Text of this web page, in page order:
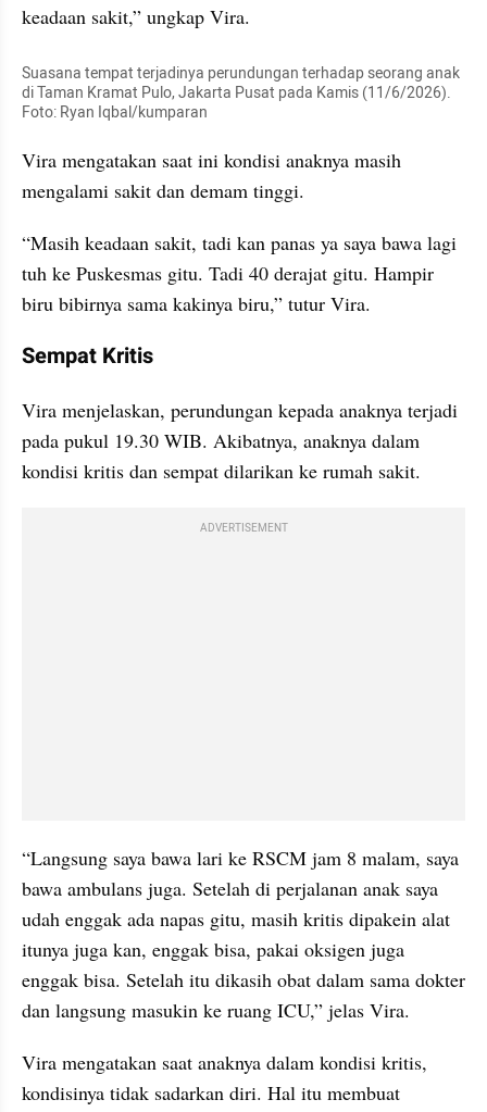
keadaan sakit,” ungkap Vira.
Suasana tempat terjadinya perundungan terhadap seorang anak
di Taman Kramat Pulo, Jakarta Pusat pada Kamis (11/6/2026).
Foto: Ryan Iqbal/kumparan
Vira mengatakan saat ini kondisi anaknya masih
mengalami sakit dan demam tinggi.
“Masih keadaan sakit, tadi kan panas ya saya bawa lagi
tuh ke Puskesmas gitu. Tadi 40 derajat gitu. Hampir
biru bibirnya sama kakinya biru,” tutur Vira.
Sempat Kritis
Vira menjelaskan, perundungan kepada anaknya terjadi
pada pukul 19.30 WIB. Akibatnya, anaknya dalam
kondisi kritis dan sempat dilarikan ke rumah sakit.
ADVERTISEMENT
“Langsung saya bawa lari ke RSCM jam 8 malam, saya
bawa ambulans juga. Setelah di perjalanan anak saya
udah enggak ada napas gitu, masih kritis dipakein alat
itunya juga kan, enggak bisa, pakai oksigen juga
enggak bisa. Setelah itu dikasih obat dalam sama dokter
dan langsung masukin ke ruang ICU,” jelas Vira.
Vira mengatakan saat anaknya dalam kondisi kritis,
kondisinya tidak sadarkan diri. Hal itu membuat